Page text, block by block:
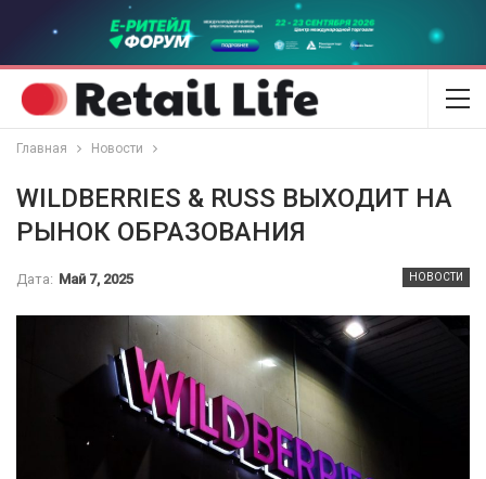
Главная Новости
WILDBERRIES & RUSS ВЫХОДИТ НА
РЫНОК ОБРАЗОВАНИЯ
НОВОСТИ
Дата: Май 7, 2025